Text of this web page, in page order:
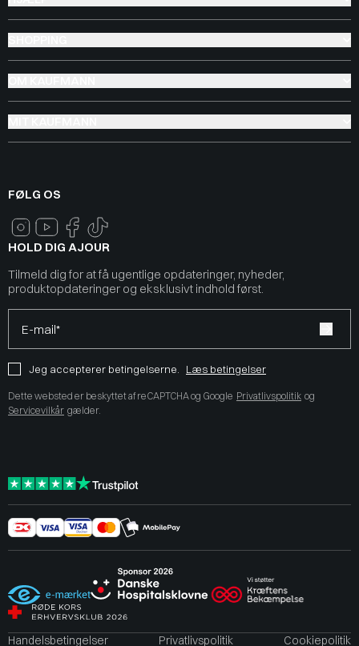
FØLG OS
HOLD DIG AJOUR
Tilmeld dig for at få ugentlige opdateringer, nyheder,
produktopdateringer og eksklusivt indhold først.
E-mail*
Jeg accepterer betingelserne. Læs betingelser
Dette websted er beskyttet af reCAPTCHA og Google Privatlivspolitik og
Servicevilkår gælder.
Handelsbetingelser Privatlivspolitik Cookiepolitik